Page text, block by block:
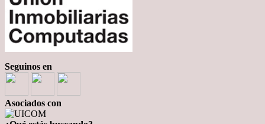
Seguinos en
Asociados con